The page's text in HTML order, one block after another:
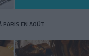
PARIS EN AOÛT